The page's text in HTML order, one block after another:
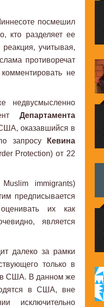
посмешил
кто разделяет ее
учитывая,
противоречат
не
недвусмысленно
Департамента
оказавшийся в
запросу
Кевина
Protection) от 22
immigrants)
предписывается
их как
является
далеко за рамки
только в
в США. В данном же
в США, вне
исключительно